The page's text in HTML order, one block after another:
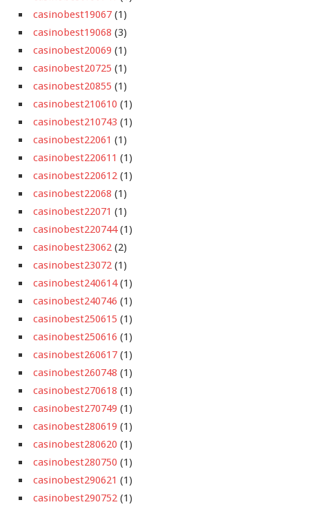
casinobest19067 (1)
casinobest19068 (3)
casinobest20069 (1)
casinobest20725 (1)
casinobest20855 (1)
casinobest210610 (1)
casinobest210743 (1)
casinobest22061 (1)
casinobest220611 (1)
casinobest220612 (1)
casinobest22068 (1)
casinobest22071 (1)
casinobest220744(1)
casinobest23062 (2)
casinobest23072 (1)
casinobest240614(1)
casinobest240746 (1)
casinobest250615 (1)
casinobest250616 (1)
casinobest260617 (1)
casinobest260748 (1)
casinobest270618 (1)
casinobest270749 (1)
casinobest280619 (1)
casinobest280620 (1)
casinobest280750 (1)
casinobest290621 (1)
casinobest290752 (1)